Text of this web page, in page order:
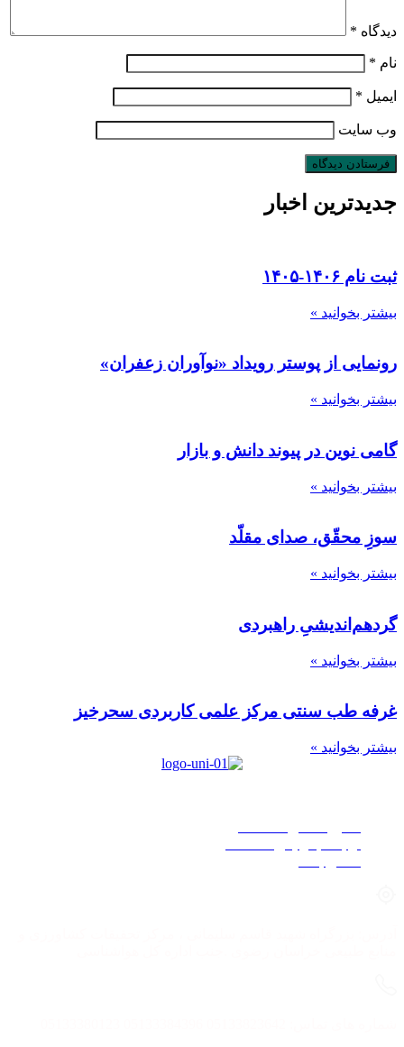
دیدگاه *
نام *
ایمیل *
وب‌ سایت
جدیدترین اخبار
ثبت نام ۱۴۰۶-۱۴۰۵
بیشتر بخوانید »
رونمایی از پوستر رویداد «نوآوران زعفران»
بیشتر بخوانید »
گامی نوین در پیوند دانش و بازار
بیشتر بخوانید »
سوزِ محقّق، صدای مقلّد
بیشتر بخوانید »
گردهم‌اندیشیِ راهبردی
بیشتر بخوانید »
غرفه طب سنتی مرکز علمی کاربردی سحرخیز
بیشتر بخوانید »